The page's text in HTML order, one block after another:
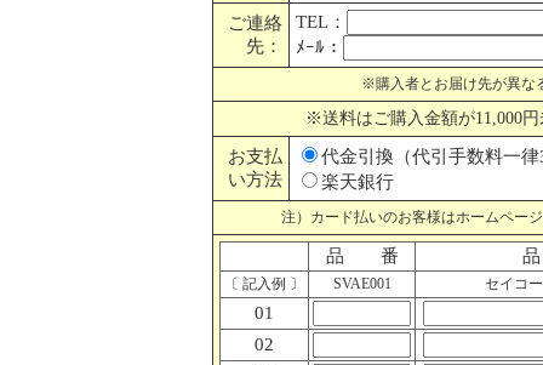
ご連絡
先：
TEL：
ﾒｰﾙ：
※購入者とお届け先が異な
※送料はご購入金額が11,000
お支払
い方法
代金引換（代引手数料一
楽天銀行
注）カード払いのお客様はホームペー
品 番
〔 記入例 〕 SVAE001 セイコ
01
02